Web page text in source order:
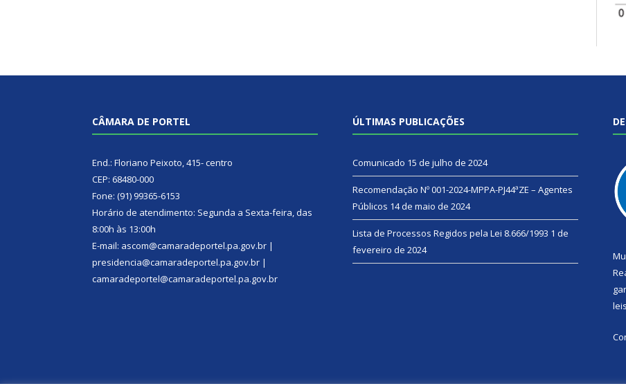
CÂMARA DE PORTEL
End.: Floriano Peixoto, 415- centro
CEP: 68480-000
Fone: (91) 99365-6153
Horário de atendimento: Segunda a Sexta-feira, das
8:00h às 13:00h
E-mail: ascom@camaradeportel.pa.gov.br |
presidencia@camaradeportel.pa.gov.br |
camaradeportel@camaradeportel.pa.gov.br
ÚLTIMAS PUBLICAÇÕES
Comunicado 15 de julho de 2024
Recomendação Nº 001-2024-MPPA-PJ44ªZE – Agentes
Públicos 14 de maio de 2024
Lista de Processos Regidos pela Lei 8.666/1993 1 de
fevereiro de 2024